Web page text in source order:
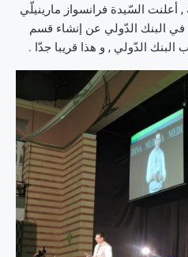
السّيدة فرانسواز مارينيلّي
في البنك الدّولي عن إنشاء قسم
الدّولي , و هذا قريبا جدّا .